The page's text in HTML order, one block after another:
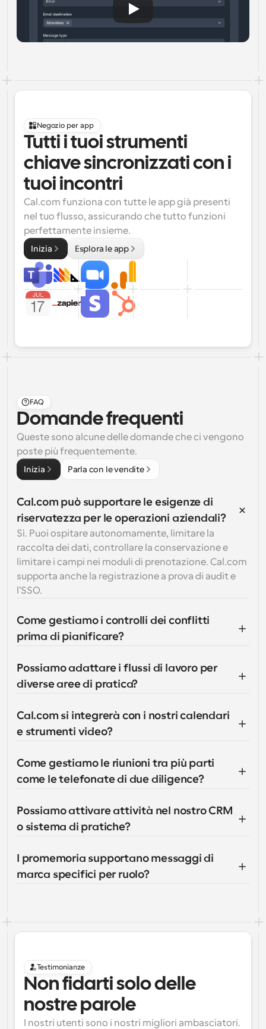
Negozio per app
Tutti i tuoi strumenti
chiave sincronizzati con i
tuoi incontri
Cal.com funziona con tutte le app già presenti
nel tuo flusso, assicurando che tutto funzioni
perfettamente insieme.
Inizia Esplora le app
FAQ
Domande frequenti
Queste sono alcune delle domande che ci vengono
poste più frequentemente.
Inizia Parla con le vendite
Cal.com può supportare le esigenze di
riservatezza per le operazioni aziendali?
Sì. Puoi ospitare autonomamente, limitare la
raccolta dei dati, controllare la conservazione e
limitare i campi nei moduli di prenotazione. Cal.com
supporta anche la registrazione a prova di audit e
l'SSO.
Come gestiamo i controlli dei conflitti
prima di pianificare?
Possiamo adattare i flussi di lavoro per
diverse aree di pratica?
Cal.com si integrerà con i nostri calendari
e strumenti video?
Come gestiamo le riunioni tra più parti
come le telefonate di due diligence?
Possiamo attivare attività nel nostro CRM
o sistema di pratiche?
I promemoria supportano messaggi di
marca specifici per ruolo?
Testimonianze
Non fidarti solo delle
nostre parole
I nostri utenti sono i nostri migliori ambasciatori.